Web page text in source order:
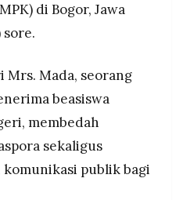
di Bogor, Jawa
Mrs. Mada, seorang
beasiswa
membedah
sekaligus
publik bagi